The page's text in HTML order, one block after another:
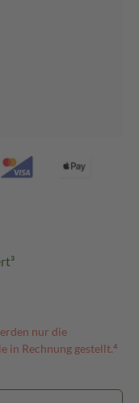
nur die
in Rechnung gestellt.⁴